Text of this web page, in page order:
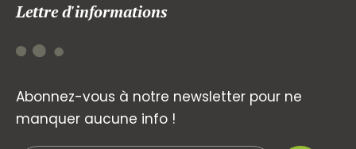
Lettre d'informations
Abonnez-vous à notre newsletter pour ne
manquer aucune info !